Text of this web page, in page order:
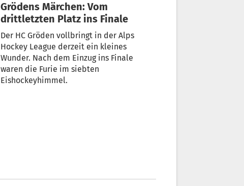
Grödens Märchen: Vom
drittletzten Platz ins Finale
Der HC Gröden vollbringt in der Alps
Hockey League derzeit ein kleines
Wunder. Nach dem Einzug ins Finale
waren die Furie im siebten
Eishockeyhimmel.